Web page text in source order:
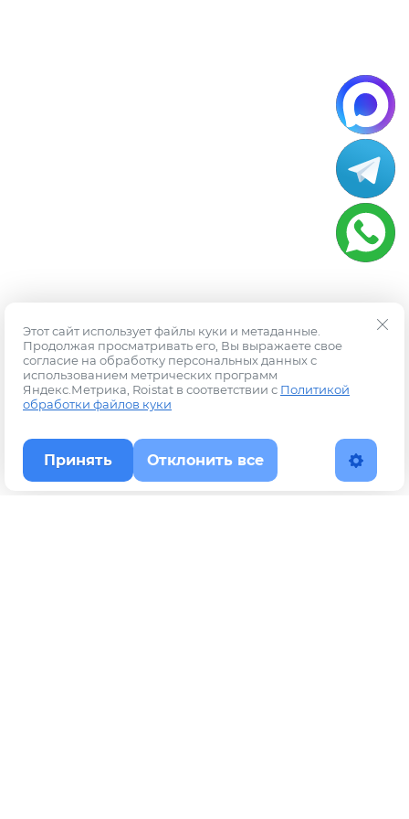
Этот сайт использует файлы куки и метаданные.
Продолжая просматривать его, Вы выражаете свое
согласие на обработку персональных данных с
использованием метрических программ
Яндекс.Метрика, Roistat в соответствии с Политикой
обработки файлов куки
Принять Отклонить все